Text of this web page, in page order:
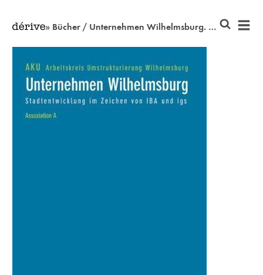
» Bücher / Unternehmen Wilhelmsburg. Stadtentwicklung im Zeichen von IBA und igs